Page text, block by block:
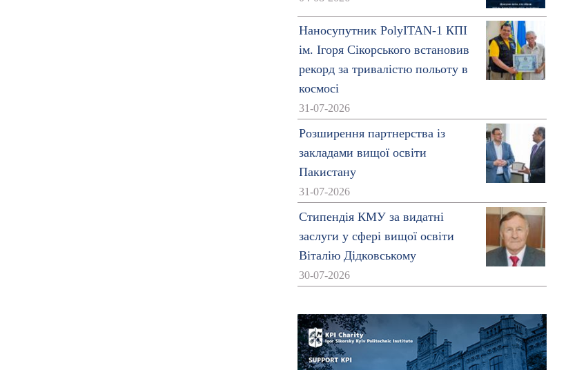
Наносупутник PolyITAN-1 КПІ
ім. Ігоря Сікорського встановив
рекорд за тривалістю польоту в
космосі
31-07-2026
Розширення партнерства із
закладами вищої освіти
Пакистану
31-07-2026
Стипендія КМУ за видатні
заслуги у сфері вищої освіти
Віталію Дідковському
30-07-2026